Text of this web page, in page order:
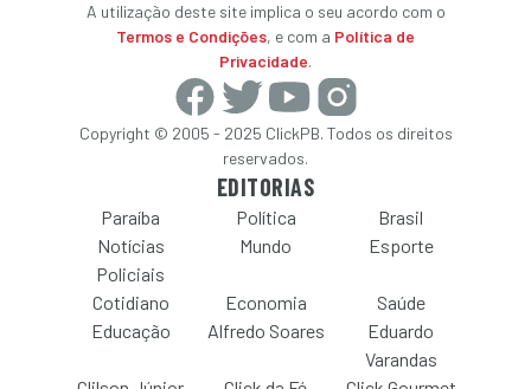
A utilização deste site implica o seu acordo com o
Termos e Condições, e com a Política de
Privacidade.
Copyright © 2005 - 2025 ClickPB. Todos os direitos
reservados.
EDITORIAS
Paraíba Política
Brasil
Notícias
Policiais
Mundo Esporte
Cotidiano Economia
Saúde
Educação
Alfredo Soares
Eduardo
Varandas